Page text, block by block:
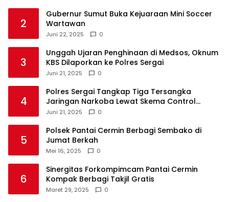
2
Gubernur Sumut Buka Kejuaraan Mini Soccer
Wartawan
Juni 22, 2025 0
3
Unggah Ujaran Penghinaan di Medsos, Oknum
KBS Dilaporkan ke Polres Sergai
Juni 21, 2025 0
4
Polres Sergai Tangkap Tiga Tersangka
Jaringan Narkoba Lewat Skema Control
Delivery
Juni 21, 2025 0
5
Polsek Pantai Cermin Berbagi Sembako di
Jumat Berkah
Mei 16, 2025 0
6
Sinergitas Forkompimcam Pantai Cermin
Kompak Berbagi Takjil Gratis
Maret 29, 2025 0